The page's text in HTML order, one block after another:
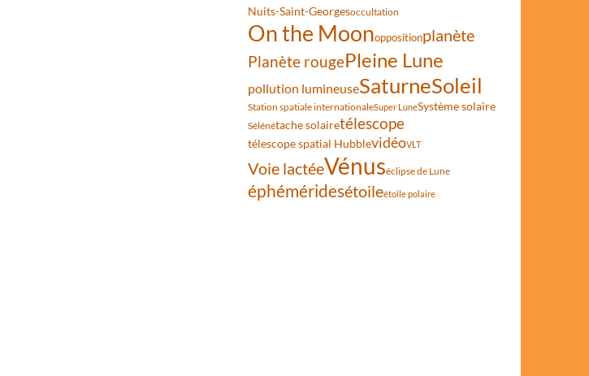
Nuits-Saint-Georgesoccultation
On the Moonoppositionplanète
Planète rougePleine Lune
pollution lumineuseSaturneSoleil
Station spatiale internationaleSuper LuneSystème solaire
Sélénétache solairetélescope
télescope spatial HubblevidéoVLT
Voie lactéeVénuséclipse de Lune
éphéméridesétoileétoile polaire